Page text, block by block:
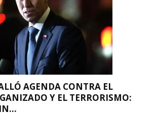
AGENDA CONTRA EL
Y EL TERRORISMO: